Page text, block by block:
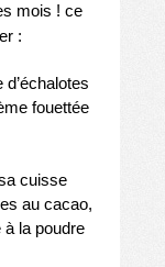
mois ! ce
:
fouettée
cuisse
au cacao,
à la poudre